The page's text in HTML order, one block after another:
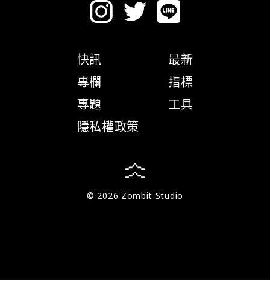
快訊
專欄
專題
隱私權政策
最新
指標
工具
© 2026 Zombit Studio